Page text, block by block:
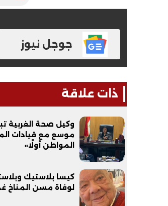
جوجل نيوز
ذات علاقة
وكيل صحة الغربية
موسع مع قيادات
المواطن أولًا»
كيسا بلاستيك
لوفاة مسن المناخ